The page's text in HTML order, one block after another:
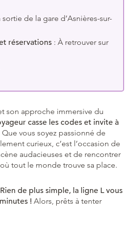
sortie de la gare d’Asnières-sur-
réservations : À retrouver sur
son approche immersive du
casse les codes et invite à
Que vous soyez passionné de
curieux, c’est l’occasion de
audacieuses et de rencontrer
tout le monde trouve sa place.
de plus simple, la ligne L vous
! Alors, prêts à tenter